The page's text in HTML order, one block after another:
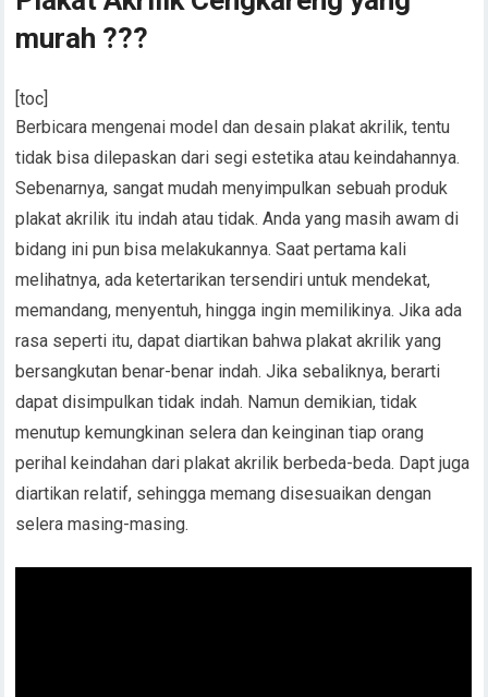
murah ???
[toc]
Berbicara mengenai model dan desain plakat akrilik, tentu
tidak bisa dilepaskan dari segi estetika atau keindahannya.
Sebenarnya, sangat mudah menyimpulkan sebuah produk
plakat akrilik itu indah atau tidak. Anda yang masih awam di
bidang ini pun bisa melakukannya. Saat pertama kali
melihatnya, ada ketertarikan tersendiri untuk mendekat,
memandang, menyentuh, hingga ingin memilikinya. Jika ada
rasa seperti itu, dapat diartikan bahwa plakat akrilik yang
bersangkutan benar-benar indah. Jika sebaliknya, berarti
dapat disimpulkan tidak indah. Namun demikian, tidak
menutup kemungkinan selera dan keinginan tiap orang
perihal keindahan dari plakat akrilik berbeda-beda. Dapt juga
diartikan relatif, sehingga memang disesuaikan dengan
selera masing-masing.